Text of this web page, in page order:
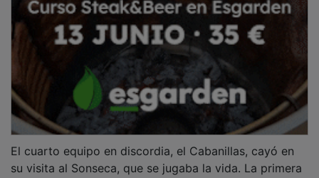
El cuarto equipo en discordia, el Cabanillas, cayó en
su visita al Sonseca, que se jugaba la vida. La primera